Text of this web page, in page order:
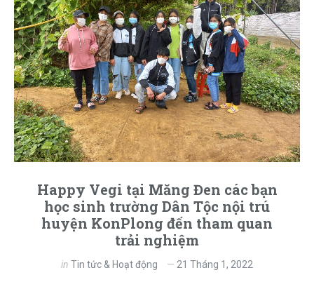
Happy Vegi tại Măng Đen các bạn
học sinh trường Dân Tộc nội trú
huyện KonPlong đến tham quan
trải nghiệm
in Tin tức & Hoạt động 21 Tháng 1, 2022